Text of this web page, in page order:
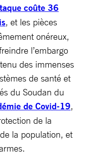
coûte 36
, et les pièces
onéreux,
l’embargo
des immenses
de santé et
du Soudan du
de Covid-19,
de la
la population, et